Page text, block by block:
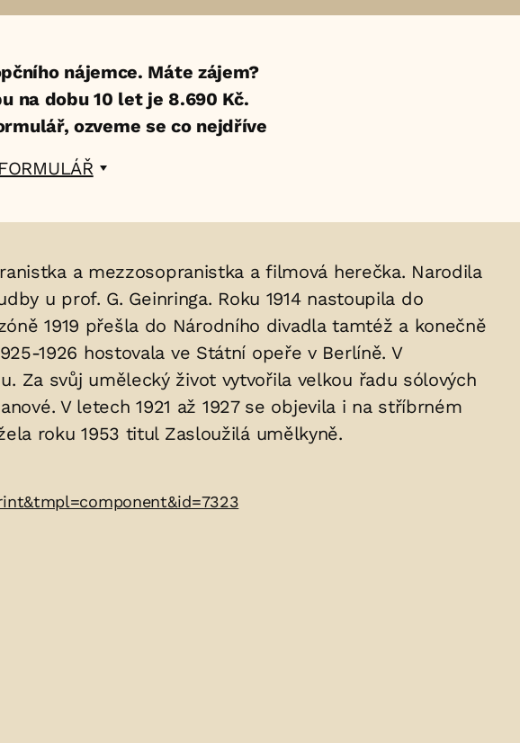
nájemce. Máte zájem?
na dobu 10 let je 8.690 Kč.
ozveme se co nejdříve
a mezzosopranistka a filmová herečka. Narodila
u prof. G. Geinringa. Roku 1914 nastoupila do
1919 přešla do Národního divadla tamtéž a konečně
1926 hostovala ve Státní opeře v Berlíně. V
Za svůj umělecký život vytvořila velkou řadu sólových
V letech 1921 až 1927 se objevila i na stříbrném
roku 1953 titul Zasloužilá umělkyně.